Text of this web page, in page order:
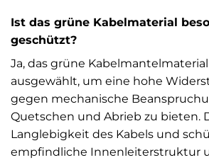
Ist das grüne Kabelmaterial
geschützt?
Ja, das grüne Kabelmantelmaterial
ausgewählt, um eine hohe
gegen mechanische
Quetschen und Abrieb zu bieten.
Langlebigkeit des Kabels und
empfindliche Innenleiterstruktur